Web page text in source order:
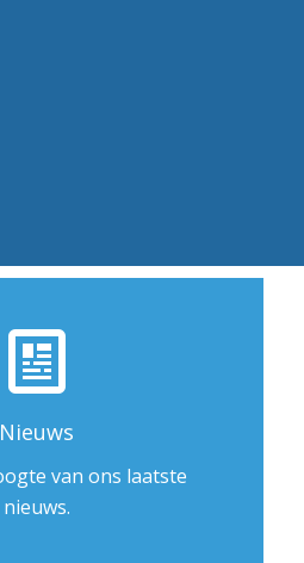
Nieuws
van ons laatste
nieuws.